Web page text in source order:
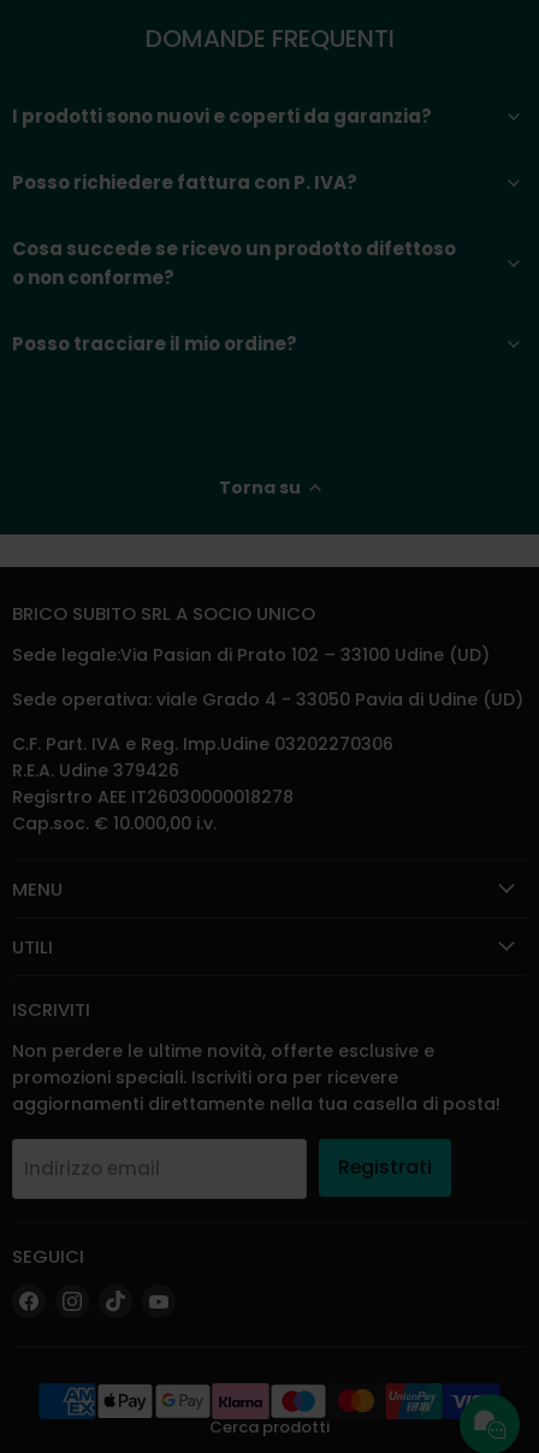
DOMANDE FREQUENTI
I prodotti sono nuovi e coperti da garanzia?
Posso richiedere fattura con P. IVA?
Cosa succede se ricevo un prodotto difettoso
o non conforme?
Posso tracciare il mio ordine?
Torna su
BRICO SUBITO SRL A SOCIO UNICO
Sede legale:Via Pasian di Prato 102 – 33100 Udine (UD)
Sede operativa: viale Grado 4 - 33050 Pavia di Udine (UD)
C.F. Part. IVA e Reg. Imp.Udine 03202270306
R.E.A. Udine 379426
Regisrtro AEE IT26030000018278
Cap.soc. € 10.000,00 i.v.
MENU
UTILI
ISCRIVITI
Non perdere le ultime novità, offerte esclusive e
promozioni speciali. Iscriviti ora per ricevere
aggiornamenti direttamente nella tua casella di posta!
Indirizzo email Registrati
SEGUICI
TrovaciTrovaciTrovaci
Cerca prodotti